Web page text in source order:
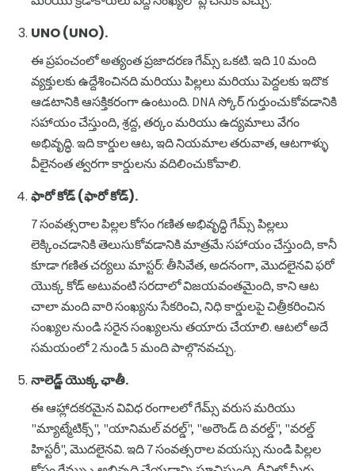
UNO (UNO).
ఈ ప్రపంచంలో అత్యంత ప్రజాదరణ గేమ్స్ ఒకటి. ఇది 10 మంది
వ్యక్తులకు ఉద్దేశించినది మరియు పిల్లలు మరియు పెద్దలకు ఇదొక
ఆడటానికి ఆసక్తికరంగా ఉంటుంది. DNA స్కోర్ గుర్తుంచుకోవడానికి
సహాయం చేస్తుంది, శ్రద్ద, తర్కం మరియు ఉద్యమాలు వేగం
అభివృద్ధి. ఇది కార్డుల ఆట, ఇది నియమాల తరువాత, ఆటగాళ్ళు
వీలైనంత త్వరగా కార్డులను వదిలించుకోవాలి.
ఫారో కోడ్ (ఫారో కోడ్).
7 సంవత్సరాల పిల్లల కోసం గణిత అభివృద్ధి గేమ్స్ పిల్లలు
లెక్కించడానికి తెలుసుకోవడానికి మాత్రమే సహాయం చేస్తుంది, కానీ
కూడా గణిత చర్యలు మాస్టర్: తీసివేత, అదనంగా, మొదలైనవి ఫరో
యొక్క కోడ్ అటువంటి సరదాలో విజయవంతమైంది, కాని ఆట
చాలా మంది వారి సంఖ్యను సేకరించి, నిధి కార్డులపై చిత్రీకరించిన
సంఖ్యల నుండి సరైన సంఖ్యలను తయారు చేయాలి. ఆటలో అదే
సమయంలో 2 నుండి 5 మంది పాల్గొనవచ్చు.
నాలెడ్జ్ యొక్క ఛాతీ.
ఈ ఆహ్లాదకరమైన వివిధ రంగాలలో గేమ్స్ వరుస మరియు
"మ్యాట్మేటిక్స్", "యానిమల్ వరల్డ్", "అరౌండ్ ది వరల్డ్", "వరల్డ్
హిస్టరీ", మొదలైనవి. ఇది 7 సంవత్సరాల వయస్సు నుండి పిల్లల